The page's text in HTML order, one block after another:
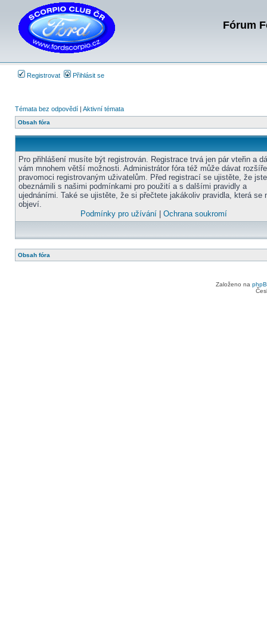
Fórum
Registrovat Přihlásit se
Témata bez odpovědí | Aktivní témata
Obsah fóra
Pro přihlášení musíte být registrován. Registrace trvá jen pár vteřin a
vám mnohem větší možnosti. Administrátor fóra též může dávat
pravomoci registrovaným uživatelům. Před registrací se ujistěte, že
obeznámili s našimi podmínkami pro použití a s dalšími pravidly a
ujednáními. Také se ujistěte, že si přečtete jakákoliv pravidla, která se
objeví.
Podmínky pro užívání| Ochrana soukromí
Obsah fóra
Založeno na